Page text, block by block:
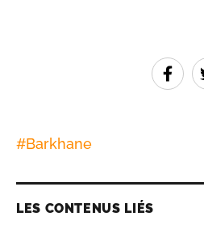
#Barkhane
LES CONTENUS LIÉS